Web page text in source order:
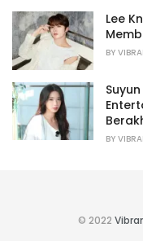
Lee
BY
BY
© 2022